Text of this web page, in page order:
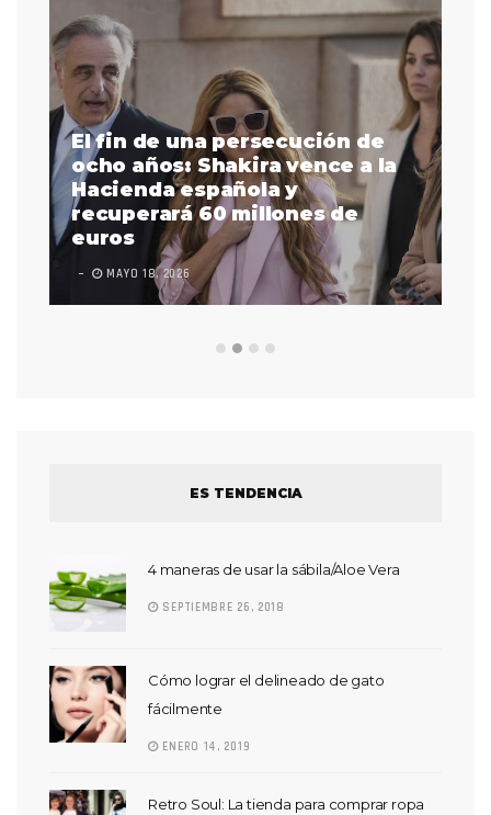
El fin de una persecución de
ocho años: Shakira vence a la
Hacienda española y
recuperará 60 millones de
euros
MAYO 18, 2026
ES TENDENCIA
4 maneras de usar la sábila/Aloe Vera
SEPTIEMBRE 26, 2018
Cómo lograr el delineado de gato
fácilmente
ENERO 14, 2019
Retro Soul: La tienda para comprar ropa